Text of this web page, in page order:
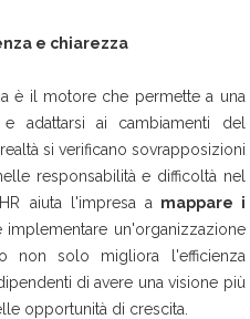
e chiarezza
è il motore che permette a una
adattarsi ai cambiamenti del
si verificano sovrapposizioni
responsabilità e difficoltà nel
aiuta l'impresa a mappare i
implementare un'organizzazione
non solo migliora l'efficienza
di avere una visione più
opportunità di crescita.